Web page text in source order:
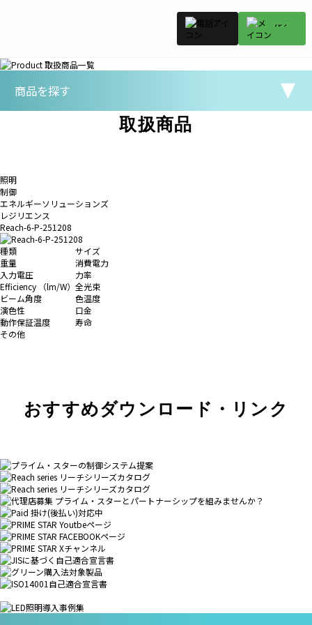
商品を探す
取扱商品
照明
制御
エネルギーソリューションズ
レジリエンス
Reach-6-P-251208
種類
サイズ
重量
消費電力
入力電圧
力率
Efficiency （lm/W） 全光束
ビーム角度
色温度
演色性
口金
動作保証温度
寿命
その他
おすすめダウンロード・リンク